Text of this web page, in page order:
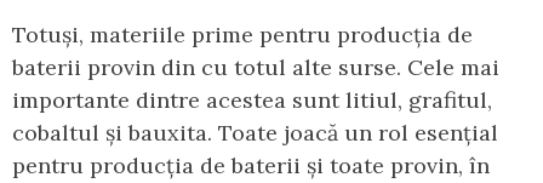
Totuși, materiile prime pentru producția de
baterii provin din cu totul alte surse. Cele mai
importante dintre acestea sunt litiul, grafitul,
cobaltul și bauxita. Toate joacă un rol esențial
pentru producția de baterii și toate provin, în